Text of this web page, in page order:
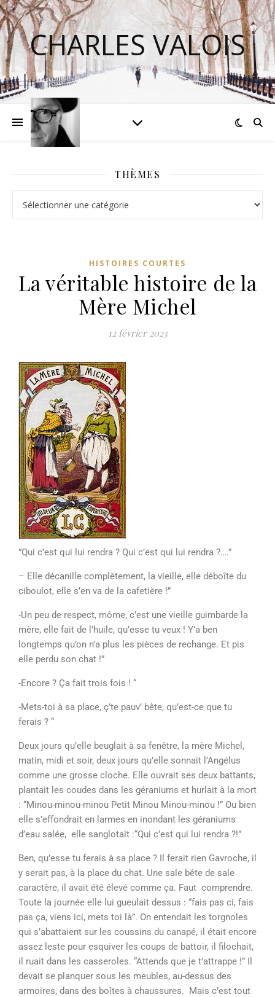
CHARLES VALOIS
THÈMES
HISTOIRES COURTES
La véritable histoire de la
Mère Michel
12 février 2023
”Qui c’est qui lui rendra ? Qui c’est qui lui rendra ?….”
– Elle décanille complètement, la vieille, elle déboîte du
ciboulot, elle s’en va de la cafetière !”
-Un peu de respect, môme, c’est une vieille guimbarde la
mère, elle fait de l’huile, qu’esse tu veux ! Y’a ben
longtemps qu’on n’a plus les pièces de rechange. Et pis
elle perdu son chat !”
-Encore ? Ça fait trois fois ! “
-Mets-toi à sa place, ç’te pauv’ bête, qu’est-ce que tu
ferais ? “
Deux jours qu’elle beuglait à sa fenêtre, la mère Michel,
matin, midi et soir, deux jours qu’elle sonnait l’Angélus
comme une grosse cloche. Elle ouvrait ses deux battants,
plantait les coudes dans les géraniums et hurlait à la mort
: “Minou-minou-minou Petit Minou Minou-minou !” Ou bien
elle s’effondrait en larmes en inondant les géraniums
d’eau salée, elle sanglotait :“Qui c’est qui lui rendra ?!”
Ben, qu’esse tu ferais à sa place ? Il ferait rien Gavroche, il
y serait pas, à la place du chat. Une sale bête de sale
caractère, il avait été élevé comme ça. Faut comprendre.
Toute la journée elle lui gueulait dessus : “fais pas ci, fais
pas ça, viens ici, mets toi là”. On entendait les torgnoles
qui s’abattaient sur les coussins du canapé, il était encore
assez leste pour esquiver les coups de battoir, il filochait,
il ruait dans les casseroles. “Attends que je t’attrappe !” Il
devait se planquer sous les meubles, au-dessus des
armoires, dans des boîtes à chaussures. Mais c’est tout